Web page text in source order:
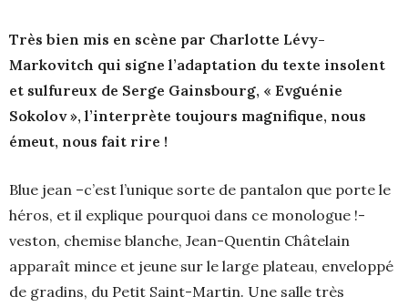
Très bien mis en scène par Charlotte Lévy-
Markovitch qui signe l’adaptation du texte insolent
et sulfureux de Serge Gainsbourg, « Evguénie
Sokolov », l’interprète toujours magnifique, nous
émeut, nous fait rire !
Blue jean –c’est l’unique sorte de pantalon que porte le
héros, et il explique pourquoi dans ce monologue !-
veston, chemise blanche, Jean-Quentin Châtelain
apparaît mince et jeune sur le large plateau, enveloppé
de gradins, du Petit Saint-Martin. Une salle très